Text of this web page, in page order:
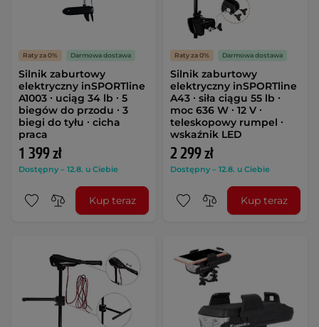
Raty za 0% Darmowa dostawa
Silnik zaburtowy
elektryczny inSPORTline
A1003 ∙ uciąg 34 lb ∙ 5
biegów do przodu ∙ 3
biegi do tyłu ∙ cicha
praca
1 399 zł
Dostępny – 12.8. u Ciebie
Kup teraz
Raty za 0% Darmowa dostawa
Silnik zaburtowy
elektryczny inSPORTline
A43 ∙ siła ciągu 55 lb ∙
moc 636 W ∙ 12 V ∙
teleskopowy rumpel ∙
wskaźnik LED
2 299 zł
Dostępny – 12.8. u Ciebie
Kup teraz